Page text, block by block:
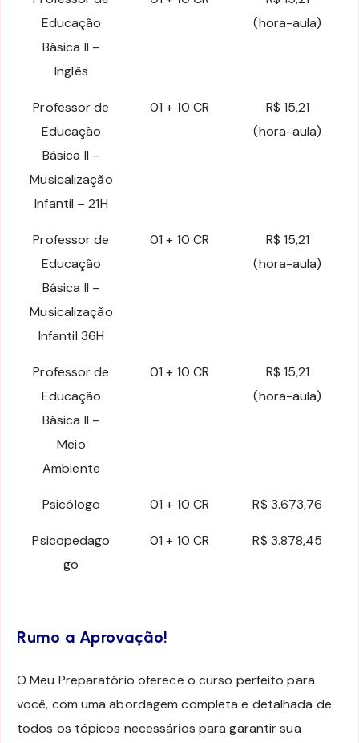
Educação
Básica II –
Inglês
(hora-aula)
Professor de
Educação
Básica II –
Musicalização
Infantil – 21H
01 + 10 CR
R$ 15,21
(hora-aula)
Professor de
Educação
Básica II –
Musicalização
Infantil 36H
01 + 10 CR
R$ 15,21
(hora-aula)
Professor de
Educação
Básica II –
Meio
Ambiente
01 + 10 CR
R$ 15,21
(hora-aula)
Psicólogo 01 + 10 CR R$ 3.673,76
Psicopedago
go
01 + 10 CR R$ 3.878,45
Rumo a Aprovação!
O Meu Preparatório oferece o curso perfeito para
você, com uma abordagem completa e detalhada de
todos os tópicos necessários para garantir sua